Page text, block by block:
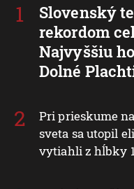
Slovenský
rekordom
Najvyššiu
Dolné
Pri prieskume
sveta sa utopil
vytiahli z hĺbky